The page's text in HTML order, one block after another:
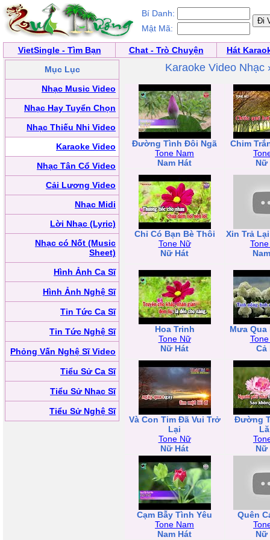
Bí Danh:
Mật Mã:
VietSingle - Tìm Bạn Chat - Trò Chuyện
Hát
Mục Lục
Nhạc Music Video
Nhạc Hay Tuyển Chọn
Nhạc Thiếu Nhi Video
Karaoke Video
Nhạc Tân Cổ Video
Cải Lương Video
Nhạc Midi
Lời Nhạc (Lyric)
Nhạc có Nốt (Music
Sheet)
Hình Ảnh Ca Sĩ
Hình Ảnh Nghệ Sĩ
Tin Tức Ca Sĩ
Tin Tức Nghệ Sĩ
Phỏng Vấn Nghệ Sĩ Video
Tiểu Sử Ca Sĩ
Tiểu Sử Nhạc Sĩ
Tiểu Sử Nghệ Sĩ
Karaoke Video Nhạc
Đường Tình Đôi Ngã
Tone Nam
Nam Hát
Chim
Nữ
Chỉ Có Bạn Bè Thôi
Tone Nữ
Nữ Hát
Xin Trả
Hoa Trinh
Tone Nữ
Nữ Hát
Mưa Qua
Cả
Và Con Tim Đã Vui Trở
Lại
Tone Nữ
Nữ Hát
Đường
Nữ
Cạm Bẫy Tình Yêu
Tone Nam
Nam Hát
Quên
Nữ